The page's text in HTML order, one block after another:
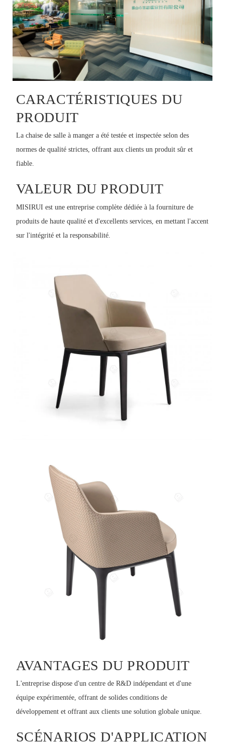
CARACTÉRISTIQUES DU
PRODUIT
La chaise de salle à manger a été testée et inspectée selon des
normes de qualité strictes, offrant aux clients un produit sûr et
fiable.
VALEUR DU PRODUIT
MISIRUI est une entreprise complète dédiée à la fourniture de
produits de haute qualité et d'excellents services, en mettant l'accent
sur l'intégrité et la responsabilité.
AVANTAGES DU PRODUIT
L'entreprise dispose d'un centre de R&D indépendant et d'une
équipe expérimentée, offrant de solides conditions de
développement et offrant aux clients une solution globale unique.
SCÉNARIOS D'APPLICATION